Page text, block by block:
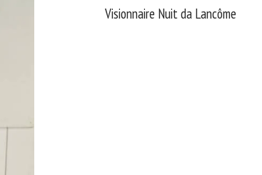
Visionnaire Nuit da Lancôme